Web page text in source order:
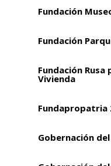
Fundación
Fundación
Fundación
Vivienda
Fundapropatria
Gobernación